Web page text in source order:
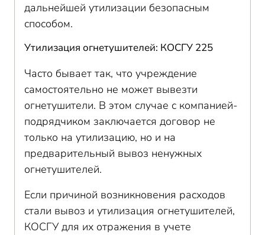
дальнейшей утилизации безопасным
способом.
Утилизация огнетушителей: КОСГУ 225
Часто бывает так, что учреждение
самостоятельно не может вывезти
огнетушители. В этом случае с компанией-
подрядчиком заключается договор не
только на утилизацию, но и на
предварительный вывоз ненужных
огнетушителей.
Если причиной возникновения расходов
стали вывоз и утилизация огнетушителей,
КОСГУ для их отражения в учете